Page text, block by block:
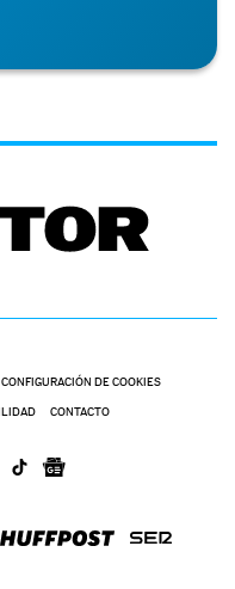
CONFIGURACIÓN DE COOKIES
CONTACTO